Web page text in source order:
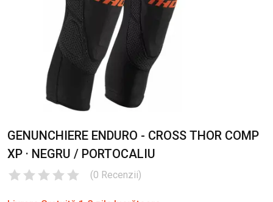
GENUNCHIERE ENDURO - CROSS THOR COMP
XP · NEGRU / PORTOCALIU
(0 Recenzii)